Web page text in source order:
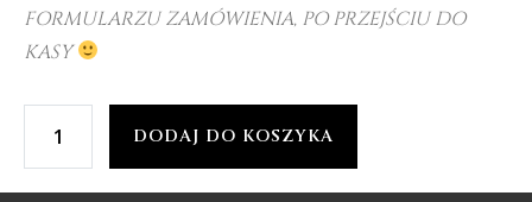
FORMULARZU ZAMÓWIENIA, PO PRZEJŚCIU DO
KASY
DODAJ DO KOSZYKA